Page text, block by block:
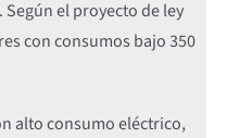
el proyecto de ley
con consumos bajo 350
alto consumo eléctrico,